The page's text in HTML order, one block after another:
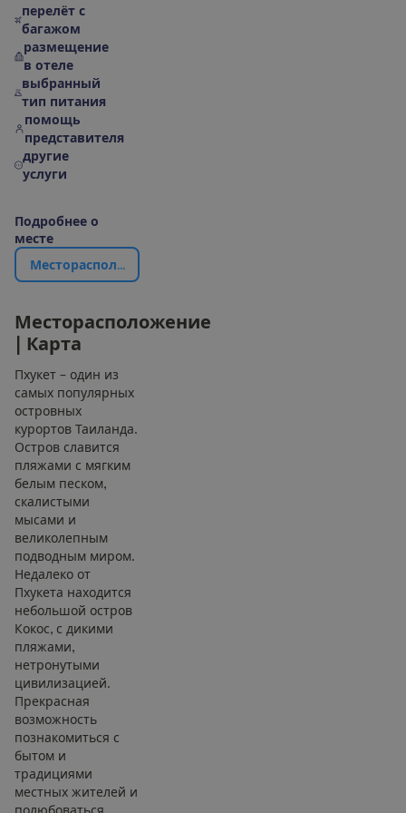
перелёт с
багажом
размещение
в отеле
выбранный
тип питания
помощь
представителя
другие
услуги
Подробнее о
месте
Месторасполож
Месторасположение
Карта
Пхукет – один из
самых популярных
островных
курортов Таиланда.
Остров славится
пляжами с мягким
белым песком,
скалистыми
мысами и
великолепным
подводным миром.
Недалеко от
Пхукета находится
небольшой остров
Кокос, с дикими
пляжами,
нетронутыми
цивилизацией.
Прекрасная
возможность
познакомиться с
бытом и
традициями
местных жителей и
полюбоваться